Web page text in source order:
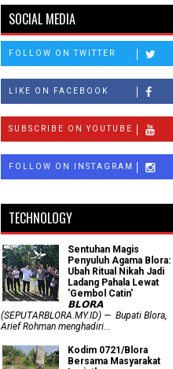
SOCIAL MEDIA
FOLLOW ON TWITTER
LIKE ON FACEBOOK
SUBSCRIBE ON YOUTUBE
FOLLOW ON INSTAGRAM
TECHNOLOGY
Sentuhan Magis
Penyuluh Agama Blora:
Ubah Ritual Nikah Jadi
Ladang Pahala Lewat
'Gembol Catin'
𝗕𝗟𝗢𝗥𝗔
(SEPUTARBLORA.MY.ID) — Bupati Blora,
Arief Rohman menghadiri...
Kodim 0721/Blora
Bersama Masyarakat